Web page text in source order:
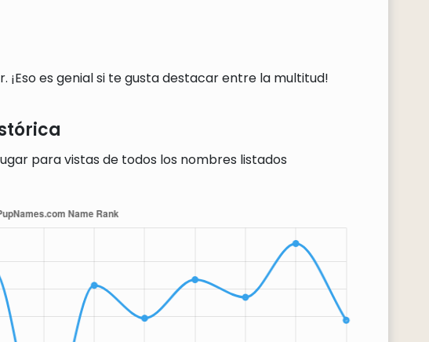
¡Eso es genial si te gusta destacar entre la multitud!
para vistas de todos los nombres listados